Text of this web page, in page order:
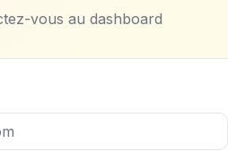
vous au dashboard